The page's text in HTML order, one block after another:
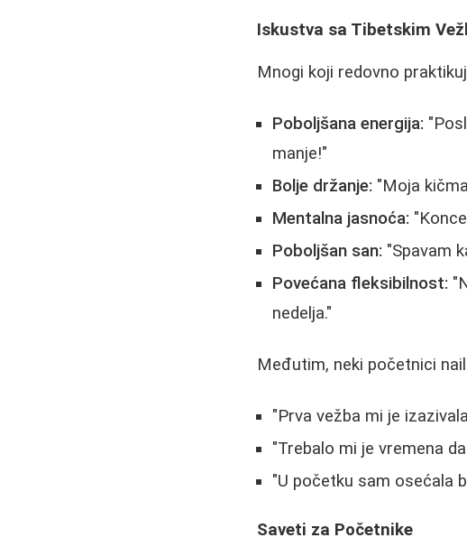
Iskustva sa Tibetskim
Mnogi koji redovno
Poboljšana energija:
manje!"
Bolje držanje: "Moja
Mentalna jasnoća:
Poboljšan san: "Spavam
Povećana fleksibilnost:
nedelja."
Međutim, neki početnici
"Prva vežba mi je
"Trebalo mi je vremena
"U početku sam osećala
Saveti za Početnike